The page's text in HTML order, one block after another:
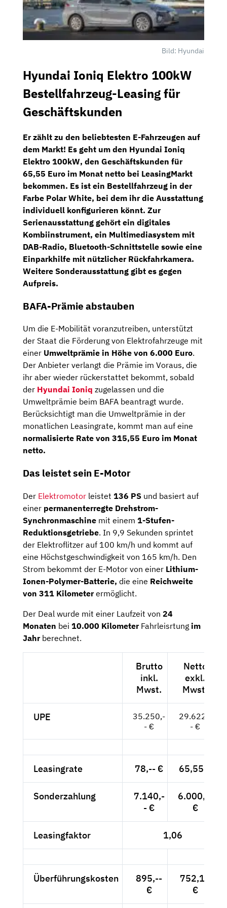
Bild: Hyundai
Hyundai Ioniq Elektro 100kW
Bestellfahrzeug-Leasing für
Geschäftskunden
Er zählt zu den beliebtesten E-Fahrzeugen auf
dem Markt! Es geht um den Hyundai Ioniq
Elektro 100kW, den Geschäftskunden für
65,55 Euro im Monat netto bei LeasingMarkt
bekommen. Es ist ein Bestellfahrzeug in der
Farbe Polar White, bei dem ihr die Ausstattung
individuell konfigurieren könnt. Zur
Serienausstattung gehört ein digitales
Kombiinstrument, ein Multimediasystem mit
DAB-Radio, Bluetooth-Schnittstelle sowie eine
Einparkhilfe mit nützlicher Rückfahrkamera.
Weitere Sonderausstattung gibt es gegen
Aufpreis.
BAFA-Prämie abstauben
Um die E-Mobilität voranzutreiben, unterstützt
der Staat die Förderung von Elektrofahrzeuge mit
einer Umweltprämie in Höhe von 6.000 Euro.
Der Anbieter verlangt die Prämie im Voraus, die
ihr aber wieder rückerstattet bekommt, sobald
der Hyundai Ioniq zugelassen und die
Umweltprämie beim BAFA beantragt wurde.
Berücksichtigt man die Umweltprämie in der
monatlichen Leasingrate, kommt man auf eine
normalisierte Rate von 315,55 Euro im Monat
netto.
Das leistet sein E-Motor
Der Elektromotor leistet 136 PS und basiert auf
einer permanenterregte Drehstrom-
Synchronmaschine mit einem 1-Stufen-
Reduktionsgetriebe. In 9,9 Sekunden sprintet
der Elektroflitzer auf 100 km/h und kommt auf
eine Höchstgeschwindigkeit von 165 km/h. Den
Strom bekommt der E-Motor von einer Lithium-
Ionen-Polymer-Batterie, die eine Reichweite
von 311 Kilometerermöglicht.
Der Deal wurde mit einer Laufzeit von 24
Monaten bei 10.000 KilometerFahrleisrtung im
Jahrberechnet.
Brutto
inkl.
Mwst.
Netto
exkl.
Mwst.
UPE
35.250,-
- €
29.622,-
- €
Leasingrate 78,-- € 65,55 €
Sonderzahlung
7.140,-
- €
6.000,--
€
Leasingfaktor 1,06
Überführungskosten
895,--
€
752,10
€